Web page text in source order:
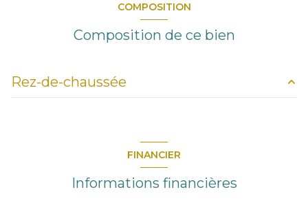
COMPOSITION
Composition de ce bien
Rez-de-chaussée
FINANCIER
Informations financières